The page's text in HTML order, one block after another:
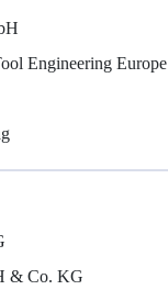
Engineering Europe
& Co. KG